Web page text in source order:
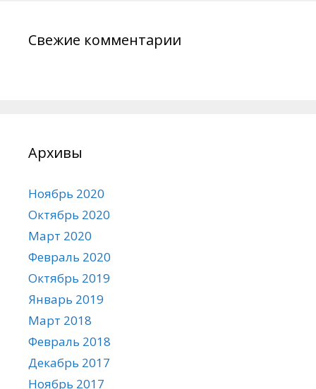
Свежие комментарии
Архивы
Ноябрь 2020
Октябрь 2020
Март 2020
Февраль 2020
Октябрь 2019
Январь 2019
Март 2018
Февраль 2018
Декабрь 2017
Ноябрь 2017